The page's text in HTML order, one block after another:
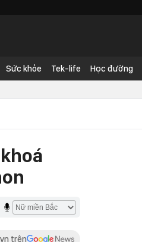
Sức khỏe Tek-life Học đường
trên